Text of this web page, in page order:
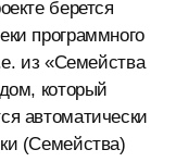
берется
программного
из «Семейства
который
автоматически
(Семейства)